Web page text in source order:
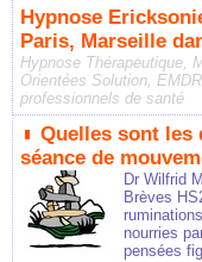
Hypnose
Paris, Marseille
Hypnose Thérapeutique,
Orientées Solution,
professionnels de santé
Quelles sont les
séance de
Dr Wilfrid
Brèves
nourries
pensées